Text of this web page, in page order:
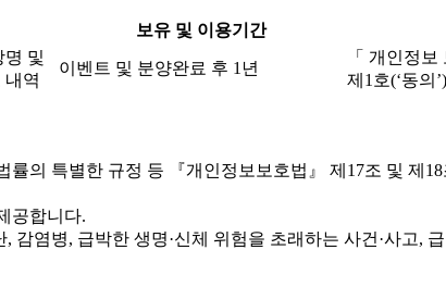
보유 및 이용기간
명 및
내역
이벤트 및 분양완료 후 1년
「 개인정
제1호(‘동의’)
의 특별한 규정 등 『개인정보보호법』 제17조 및 제
공합니다.
염병, 급박한 생명·신체 위험을 초래하는 사건·사고,